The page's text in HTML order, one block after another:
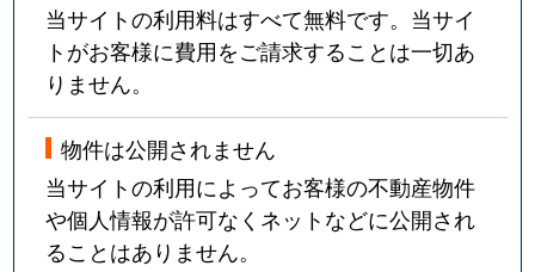
当サイトの利用料はすべて無料です。当サイ
トがお客様に費用をご請求することは一切あ
りません。
物件は公開されません
当サイトの利用によってお客様の不動産物件
や個人情報が許可なくネットなどに公開され
ることはありません。